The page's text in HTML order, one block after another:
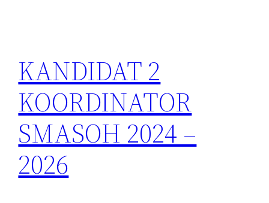
KANDIDAT 2
KOORDINATOR
SMASOH 2024 –
2026